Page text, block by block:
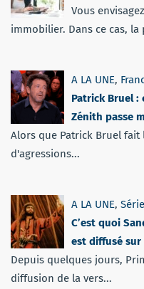
Vous
immobilier. Dans ce cas, la
A LA UNE,
Patrick Bruel :
Zénith passe
Alors que Patrick Bruel
d'agressions...
A LA UNE,
C’est quoi
est diffusé sur
Depuis quelques jours,
diffusion de la vers...